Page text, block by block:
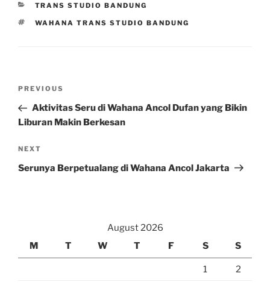
CATEGORIES
TRANS STUDIO BANDUNG
TAGS
WAHANA TRANS STUDIO BANDUNG
Previous
Post
PREVIOUS
Aktivitas Seru di Wahana Ancol Dufan yang Bikin
Liburan Makin Berkesan
Next
Post
NEXT
Serunya Berpetualang di Wahana Ancol Jakarta
August 2026
M
T W T F S S
1 2